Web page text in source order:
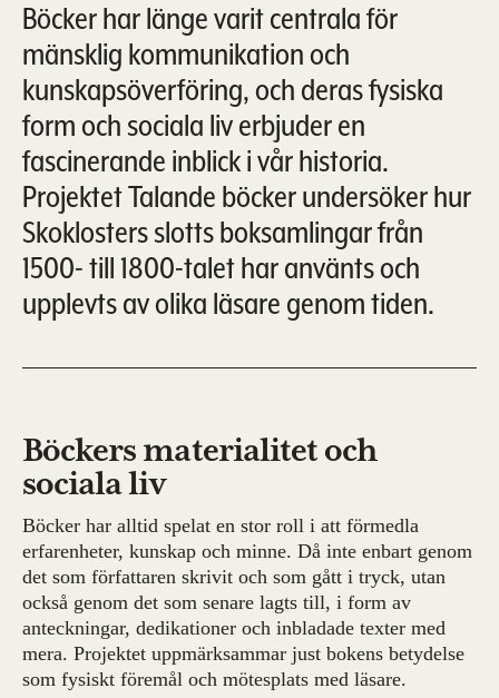
Böcker har länge varit centrala för
mänsklig kommunikation och
kunskapsöverföring, och deras fysiska
form och sociala liv erbjuder en
fascinerande inblick i vår historia.
Projektet Talande böcker undersöker hur
Skoklosters slotts boksamlingar från
1500- till 1800-talet har använts och
upplevts av olika läsare genom tiden.
Böckers materialitet och
sociala liv
Böcker har alltid spelat en stor roll i att förmedla
erfarenheter, kunskap och minne. Då inte enbart genom
det som författaren skrivit och som gått i tryck, utan
också genom det som senare lagts till, i form av
anteckningar, dedikationer och inbladade texter med
mera. Projektet uppmärksammar just bokens betydelse
som fysiskt föremål och mötesplats med läsare.